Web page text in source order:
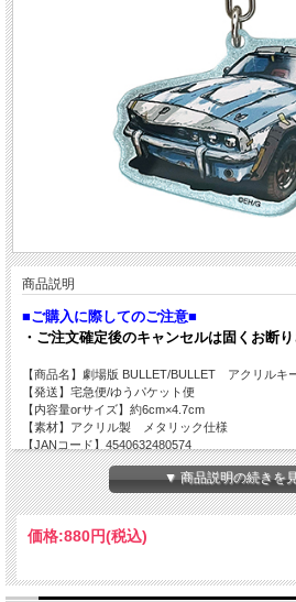
商品説明
■ご購入に際してのご注意■
・ご注文確定後のキャンセルは固くお断り
【商品名】劇場版 BULLET/BULLET アクリルキ
【発送】宅急便/ゆうパケット便
【内容量orサイズ】約6cm×4.7cm
【素材】アクリル製 メタリック仕様
【JANコード】4540632480574
▼ 商品説明の続きを
価格:880円(税込)